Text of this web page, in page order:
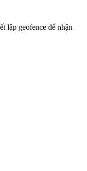
lập geofence để nhận